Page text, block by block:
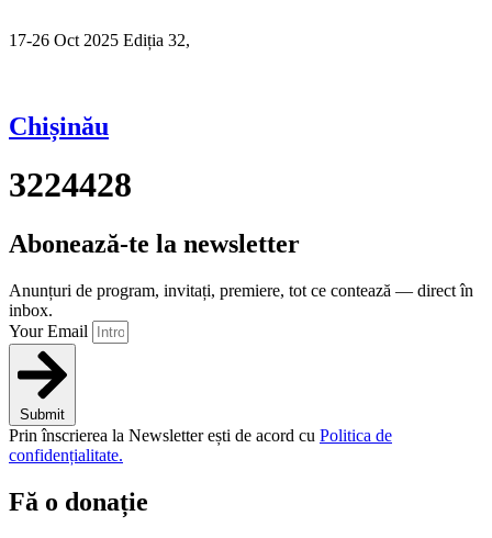
17-26 Oct 2025 Ediția 32,
Chișinău
3224428
Abonează-te la newsletter
Anunțuri de program, invitați, premiere, tot ce contează — direct în
inbox.
Your Email
Submit
Prin înscrierea la Newsletter ești de acord cu Politica de
confidențialitate.
Fă o donație